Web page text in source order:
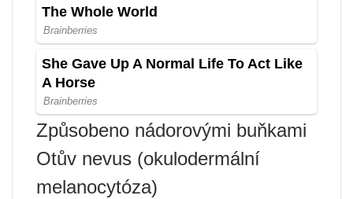
Způsobeno nádorovými buňkami
Otův nevus (okulodermální
melanocytóza)